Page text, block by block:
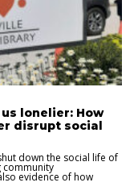
lonelier: How
disrupt social
down the social life of
community
evidence of how